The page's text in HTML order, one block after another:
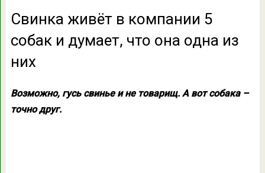
Свинка живёт в компании 5
собак и думает, что она одна из
них
Возможно, гусь свинье и не товарищ. А вот собака –
точно друг.